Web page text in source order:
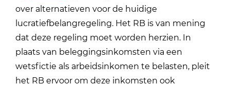
over alternatieven voor de huidige
lucratiefbelangregeling. Het RB is van mening
dat deze regeling moet worden herzien. In
plaats van beleggingsinkomsten via een
wetsfictie als arbeidsinkomen te belasten, pleit
het RB ervoor om deze inkomsten ook